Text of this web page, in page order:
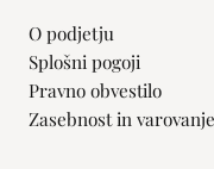
O podjetju
Splošni pogoji
Pravno obvestilo
Zasebnost in